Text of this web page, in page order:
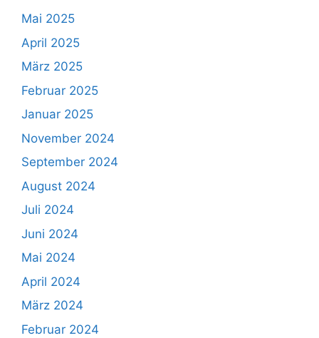
Mai 2025
April 2025
März 2025
Februar 2025
Januar 2025
November 2024
September 2024
August 2024
Juli 2024
Juni 2024
Mai 2024
April 2024
März 2024
Februar 2024